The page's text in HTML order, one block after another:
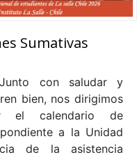
Sumativas
Junto con saludar y
bien, nos dirigimos
el calendario de
a la Unidad
de la asistencia